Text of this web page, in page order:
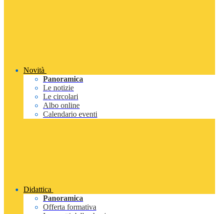
Novità
Panoramica
Le notizie
Le circolari
Albo online
Calendario eventi
Didattica
Panoramica
Offerta formativa